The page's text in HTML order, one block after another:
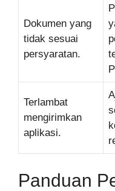
Dokumen yang
tidak sesuai
persyaratan.
Terlambat
mengirimkan
aplikasi.
Panduan